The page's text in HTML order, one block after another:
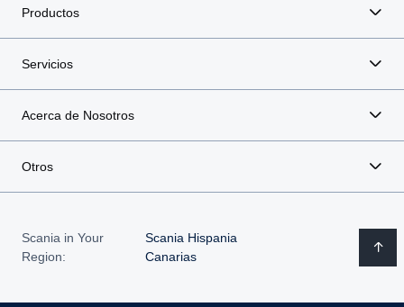
Productos
Servicios
Acerca de Nosotros
Otros
Scania in Your
Region:
Scania Hispania
Canarias